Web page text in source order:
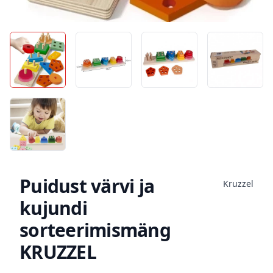
Puidust värvi ja
kujundi
sorteerimismäng
KRUZZEL
Kruzzel